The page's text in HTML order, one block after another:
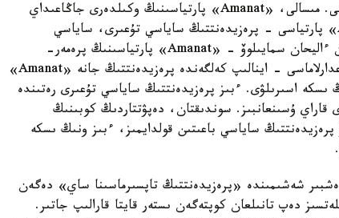
«بۇل جەردە ماسەلەنى ەكىگە ءبولۋ كەرەك سياقتى. مىسالى، «Amanat» پارتياسىنىڭ وكىلدەرى جاڭاعىداي
نارسەنى ايتسا، ول زاڭدى. ويتكەنى، «Amanat» پارتياسى - پرەزيدەنتتىڭ ساياسي تۇعىرى، ساياسي
قولداۋشىسى بولىپ وتىرعان پارتيا. ءبىز ۇسىنعان ءاليحان سمايىلوۆ - «Amanat» پارتياسىنىڭ پرەمەر-
ءمينيسترى. ۇكىمەتتىڭ ىسكە اسىرىپ جاتقان باعدارلاماسى - اينالىپ كەلگەندە پرەزيدەنتتىڭ جانە «Amanat»
ىسكە اسىرىلۋى. ءبىز پرەزيدەنتتىڭ ساياسي تۇعىرى رەتىندە
ۇسىنعانبىز. سوندىقتان، دەپۋتتاردىڭ كوبىنىڭ
ساياسي باعىتىن قولدايمىز، ءبىز ونىڭ ىسكە
شەشىمىندە «پرەزيدەنتتىڭ تاپسىرماسىنا ساي» دەگەن
دەپ تانىلعان كوپتەگەن ىستەر قايتا قارالىپ جاتىر.